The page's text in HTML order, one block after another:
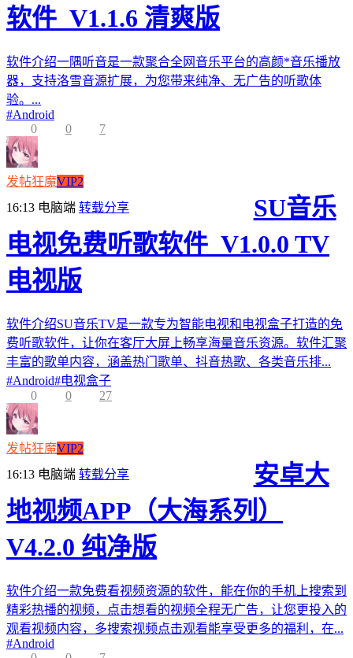
软件_V1.1.6 清爽版
软件介绍一隅听音是一款聚合全网音乐平台的高颜*音乐播放
器，支持洛雪音源扩展，为您带来纯净、无广告的听歌体
验。...
#Android
0
0 7
发帖狂魔VIP2
16:13 电脑端 转载分享
SU音乐
电视免费听歌软件_V1.0.0 TV
电视版
软件介绍SU音乐TV是一款专为智能电视和电视盒子打造的免
费听歌软件，让你在客厅大屏上畅享海量音乐资源。软件汇聚
丰富的歌单内容，涵盖热门歌单、抖音热歌、各类音乐排...
#Android#电视盒子
0
0 27
发帖狂魔VIP2
16:13 电脑端 转载分享
安卓大
地视频APP（大海系列）
V4.2.0 纯净版
软件介绍一款免费看视频资源的软件，能在你的手机上搜索到
精彩热播的视频，点击想看的视频全程无广告，让您更投入的
观看视频内容，多搜索视频点击观看能享受更多的福利，在...
#Android